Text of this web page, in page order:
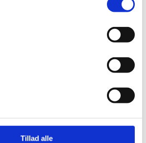
Tillad alle
Globito, f.eks.: Ranum vs.
ægte lokal
og for os.
og lær/brug korte spanske